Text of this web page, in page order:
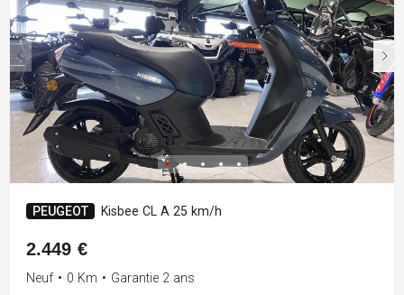
PEUGEOT Kisbee CL A 25 km/h
2.449 €
Neuf • 0 Km • Garantie 2 ans